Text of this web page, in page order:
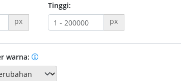
px
Tinggi:
px
warna: